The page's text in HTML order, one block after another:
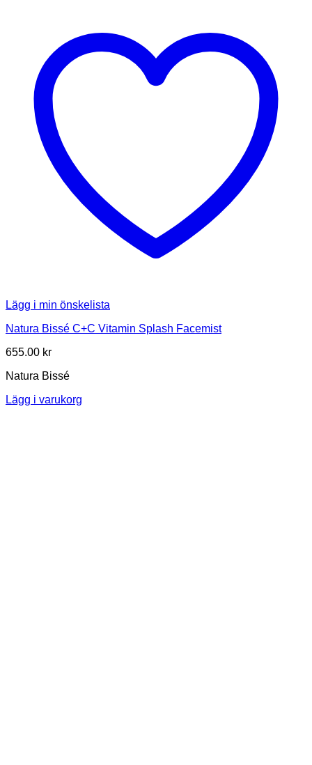
Lägg i min önskelista
Natura Bissé C+C Vitamin Splash Facemist
655.00 kr
Natura Bissé
Lägg i varukorg